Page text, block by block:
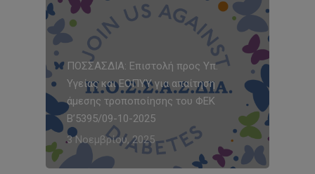
ΠΟΣΣΑΣΔΙΑ: Επιστολή προς Υπ.
Υγείας και ΕΟΠΥΥ για απαίτηση
άμεσης τροποποίησης του ΦΕΚ
Β’5395/09-10-2025
3 Νοεμβρίου, 2025